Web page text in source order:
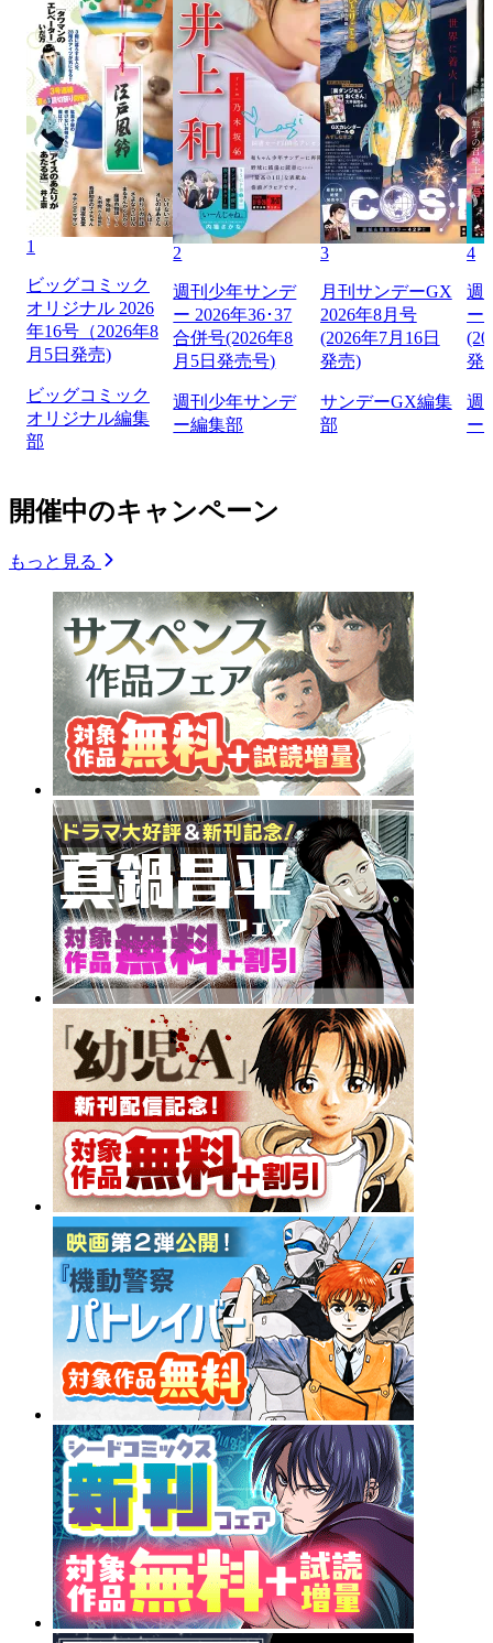
1
ビッグコミック
オリジナル 2026
年16号（2026年8
月5日発売)
ビッグコミック
オリジナル編集
部
2
週刊少年サンデ
ー 2026年36･37
合併号(2026年8
月5日発売号)
週刊少年サンデ
ー編集部
3
月刊サンデーGX
2026年8月号
(2026年7月16日
発売)
サンデーGX編集
部
4
週
ー
発
週
ー
開催中のキャンペーン
もっと見る